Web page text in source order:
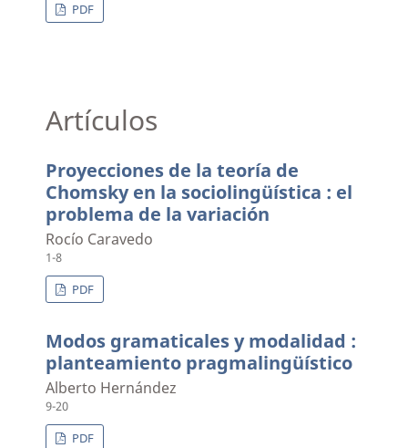
PDF
Artículos
Proyecciones de la teoría de
Chomsky en la sociolingüística : el
problema de la variación
Rocío Caravedo
1-8
PDF
Modos gramaticales y modalidad :
planteamiento pragmalingüístico
Alberto Hernández
9-20
PDF